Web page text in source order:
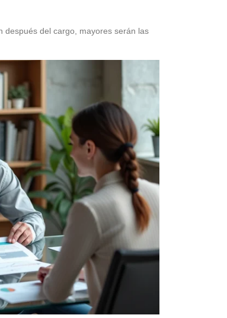
después del cargo, mayores serán las